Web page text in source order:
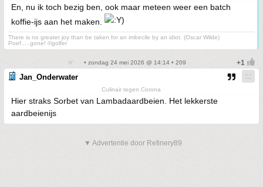
En, nu ik toch bezig ben, ook maar meteen weer een batch
koffie-ijs aan het maken.
There is no greater joy than be taken for an imbecile by an idiot. (Oscar Wilde)
Poef.....gone! ©golfer
• zondag 24 mei 2026 @ 14:14 • 209
Jan_Onderwater
Culinair tegen Corona
Hier straks Sorbet van Lambadaardbeien. Het lekkerste
aardbeienijs
▼ Advertentie door Refinery89